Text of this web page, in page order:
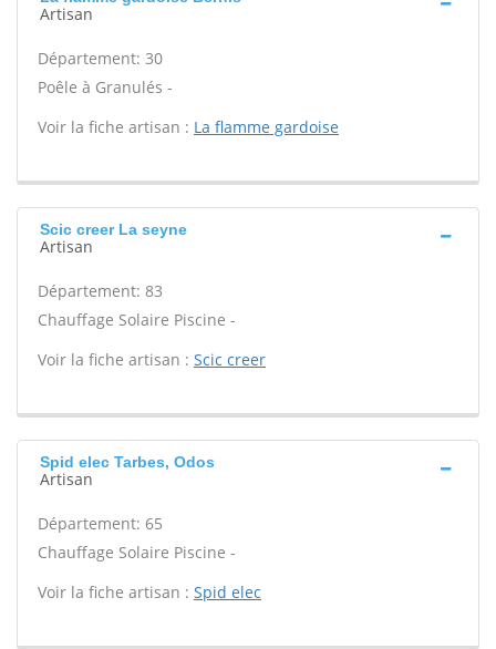
Artisan
Département: 30
Poêle à Granulés -
Voir la fiche artisan : La flamme gardoise
Scic creer La seyne
Artisan
Département: 83
Chauffage Solaire Piscine -
Voir la fiche artisan : Scic creer
Spid elec Tarbes, Odos
Artisan
Département: 65
Chauffage Solaire Piscine -
Voir la fiche artisan : Spid elec